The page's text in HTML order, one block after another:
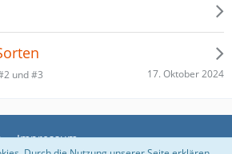
und #3 17. Oktober 2024
Impressum